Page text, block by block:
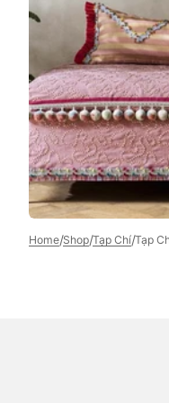
Home/Shop/Tạp Chí/Tạp